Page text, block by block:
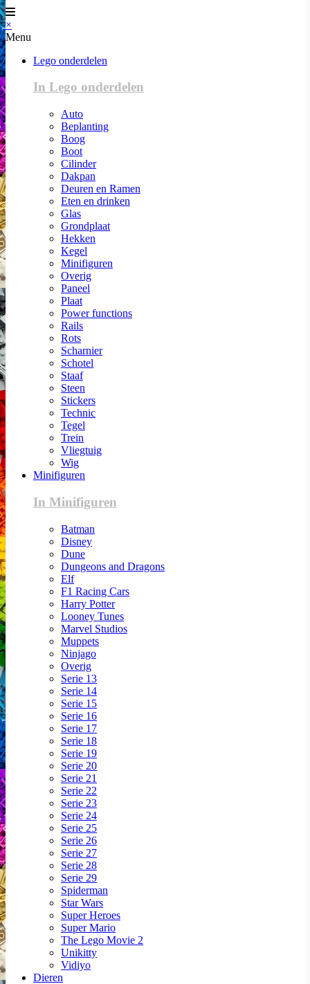
×
Menu
Lego onderdelen
In Lego onderdelen
Auto
Beplanting
Boog
Boot
Cilinder
Dakpan
Deuren en Ramen
Eten en drinken
Glas
Grondplaat
Hekken
Kegel
Minifiguren
Overig
Paneel
Plaat
Power functions
Rails
Rots
Scharnier
Schotel
Staaf
Steen
Stickers
Technic
Tegel
Trein
Vliegtuig
Wig
Minifiguren
In Minifiguren
Batman
Disney
Dune
Dungeons and Dragons
Elf
F1 Racing Cars
Harry Potter
Looney Tunes
Marvel Studios
Muppets
Ninjago
Overig
Serie 13
Serie 14
Serie 15
Serie 16
Serie 17
Serie 18
Serie 19
Serie 20
Serie 21
Serie 22
Serie 23
Serie 24
Serie 25
Serie 26
Serie 27
Serie 28
Serie 29
Spiderman
Star Wars
Super Heroes
Super Mario
The Lego Movie 2
Unikitty
Vidiyo
Dieren